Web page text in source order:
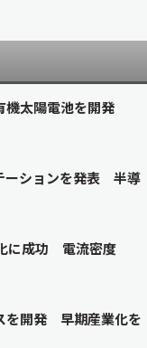
太陽電池を開発
ーションを発表 半導
に成功 電流密度
を開発 早期産業化を